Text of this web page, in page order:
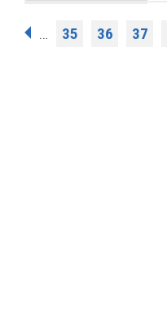
Σελίδες
… 35 36 37